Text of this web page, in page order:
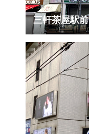
三軒茶屋駅前